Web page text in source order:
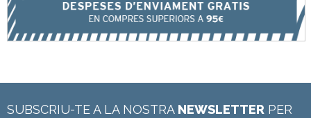
SUBSCRIU-TE A LA NOSTRA NEWSLETTER PER